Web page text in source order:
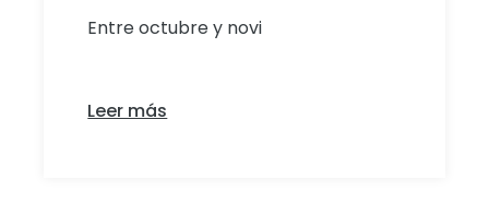
Entre octubre y novi
Leer más